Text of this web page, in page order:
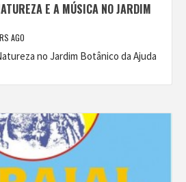
E A MÚSICA NO JARDIM
AGO
no Jardim Botânico da Ajuda